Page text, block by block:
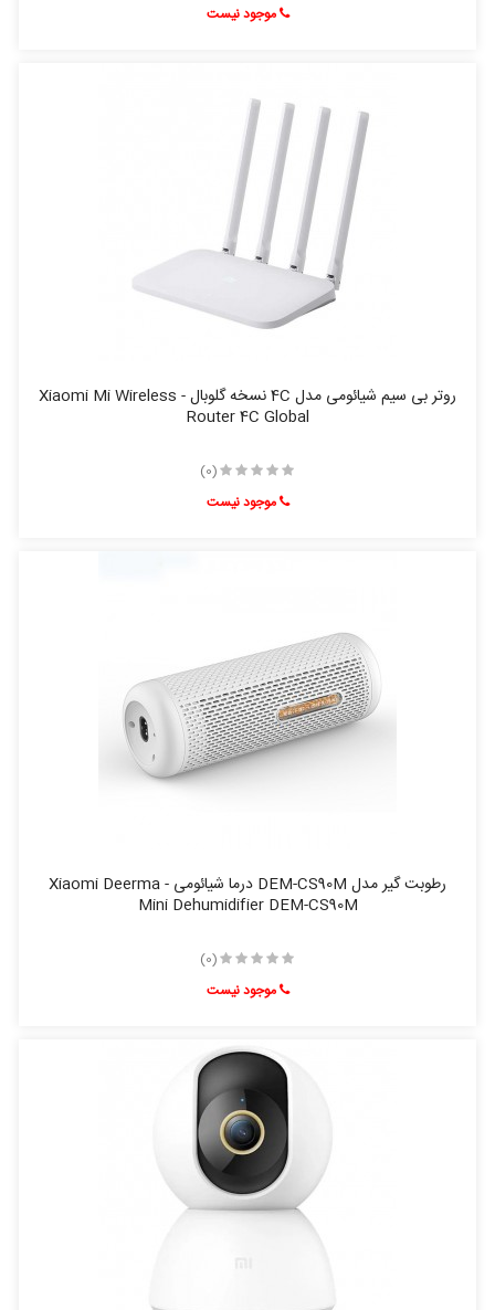
موجود نیست
روتر بی‌ سیم شیائومی مدل 4C نسخه گلوبال - Xiaomi Mi Wireless
Router 4C Global
(0)
موجود نیست
رطوبت گیر مدل DEM-CS90M درما شیائومی - Xiaomi Deerma
Mini Dehumidifier DEM-CS90M
(0)
موجود نیست